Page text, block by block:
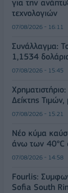
για την
τεχνολογιών
07/08/2026 - 16:11
Συνάλλαγμα:
1,1534
07/08/2026 - 15:45
Δείκτης
07/08/2026 - 15:21
Νέο κύμα
άνω των 40°C
07/08/2026 - 14:58
Fourlis:
Sofia South